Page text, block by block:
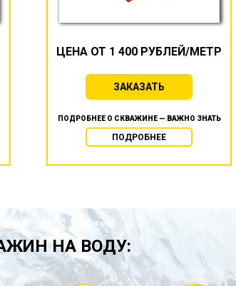
ЦЕНА ОТ 1 400 РУБЛЕЙ/МЕТР
ЗАКАЗАТЬ
ПОДРОБНЕЕ О СКВАЖИНЕ — ВАЖНО ЗНАТЬ
ПОДРОБНЕЕ
НА ВОДУ: